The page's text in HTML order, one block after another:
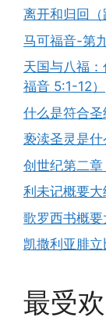
离开和归回（
马可福音-第
天国与八福
福音 5:1-12）
什么是符合圣
亵渎圣灵是什
创世纪第二
利未记概要大
歌罗西书概要
凯撒利亚腓立
最受